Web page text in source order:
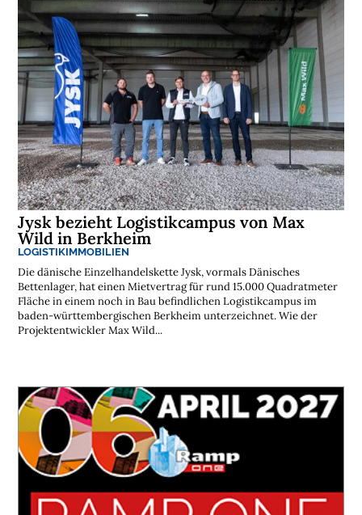
Jysk bezieht Logistikcampus von Max
Wild in Berkheim
LOGISTIKIMMOBILIEN
Die dänische Einzelhandelskette Jysk, vormals Dänisches
Bettenlager, hat einen Mietvertrag für rund 15.000 Quadratmeter
Fläche in einem noch in Bau befindlichen Logistikcampus im
baden-württembergischen Berkheim unterzeichnet. Wie der
Projektentwickler Max Wild...